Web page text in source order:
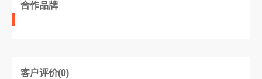
合作品牌
客户评价(0)